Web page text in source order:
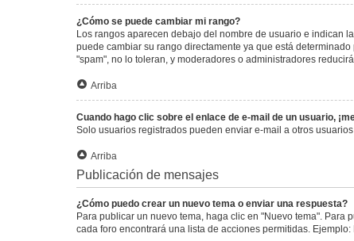
¿Cómo se puede cambiar mi rango?
Los rangos aparecen debajo del nombre de usuario e indican
puede cambiar su rango directamente ya que está
"spam", no lo toleran, y moderadores o administradores
Arriba
Cuando hago clic sobre el enlace de e-mail de un usuario,
Solo usuarios registrados pueden enviar e-mail a otros
Arriba
Publicación de mensajes
¿Cómo puedo crear un nuevo tema o enviar una respuesta?
Para publicar un nuevo tema, haga clic en "Nuevo tema".
cada foro encontrará una lista de acciones permitidas.